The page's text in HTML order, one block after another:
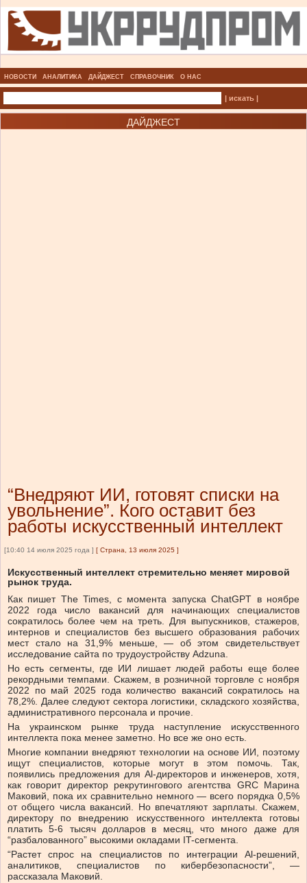
НОВОСТИ АНАЛИТИКА ДАЙДЖЕСТ СПРАВОЧНИК О НАС
| искать |
ДАЙДЖЕСТ
“Внедряют ИИ, готовят списки на
увольнение”. Кого оставит без
работы искусственный интеллект
[10:40 14 июля 2025 года ] [ Страна, 13 июля 2025 ]
Искусственный интеллект стремительно меняет мировой
рынок труда.
Как пишет The Times, с момента запуска ChatGPT в ноябре
2022 года число вакансий для начинающих специалистов
сократилось более чем на треть. Для выпускников, стажеров,
интернов и специалистов без высшего образования рабочих
мест стало на 31,9% меньше, — об этом свидетельствует
исследование сайта по трудоустройству Adzuna.
Но есть сегменты, где ИИ лишает людей работы еще более
рекордными темпами. Скажем, в розничной торговле с ноября
2022 по май 2025 года количество вакансий сократилось на
78,2%. Далее следуют сектора логистики, складского хозяйства,
административного персонала и прочие.
На украинском рынке труда наступление искусственного
интеллекта пока менее заметно. Но все же оно есть.
Многие компании внедряют технологии на основе ИИ, поэтому
ищут специалистов, которые могут в этом помочь. Так,
появились предложения для Al-директоров и инженеров, хотя,
как говорит директор рекрутингового агентства GRC Марина
Маковий, пока их сравнительно немного — всего порядка 0,5%
от общего числа вакансий. Но впечатляют зарплаты. Скажем,
директору по внедрению искусственного интеллекта готовы
платить 5-6 тысяч долларов в месяц, что много даже для
“разбалованного” высокими окладами IT-сегмента.
“Растет спрос на специалистов по интеграции Al-решений,
аналитиков, специалистов по кибербезопасности”, —
рассказала Маковий.